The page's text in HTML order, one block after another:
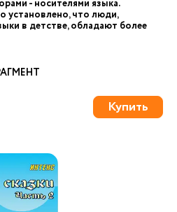
- носителями языка.
установлено, что люди,
в детстве, обладают более
Купить